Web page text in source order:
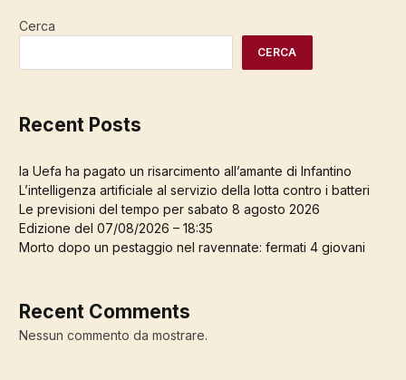
Cerca
CERCA
Recent Posts
la Uefa ha pagato un risarcimento all’amante di Infantino
L’intelligenza artificiale al servizio della lotta contro i batteri
Le previsioni del tempo per sabato 8 agosto 2026
Edizione del 07/08/2026 – 18:35
Morto dopo un pestaggio nel ravennate: fermati 4 giovani
Recent Comments
Nessun commento da mostrare.